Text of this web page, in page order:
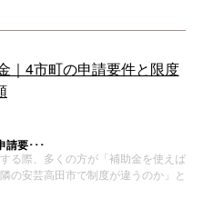
請要･･･
る際、多くの方が「補助金を使えば
の安芸高田市で制度が違うのか」と